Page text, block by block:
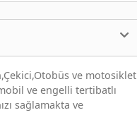
ve motosiklet
ve engelli tertibatlı
sağlamakta ve